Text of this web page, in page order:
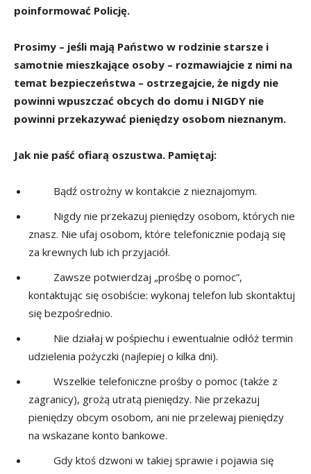
poinformować Policję.
Prosimy – jeśli mają Państwo w rodzinie starsze i
samotnie mieszkające osoby – rozmawiajcie z nimi na
temat bezpieczeństwa – ostrzegajcie, że nigdy nie
powinni wpuszczać obcych do domu i NIGDY nie
powinni przekazywać pieniędzy osobom nieznanym.
Jak nie paść ofiarą oszustwa. Pamiętaj:
Bądź ostrożny w kontakcie z nieznajomym.
Nigdy nie przekazuj pieniędzy osobom, których nie
znasz. Nie ufaj osobom, które telefonicznie podają się
za krewnych lub ich przyjaciół.
Zawsze potwierdzaj „prośbę o pomoc”,
kontaktując się osobiście: wykonaj telefon lub skontaktuj
się bezpośrednio.
Nie działaj w pośpiechu i ewentualnie odłóż termin
udzielenia pożyczki (najlepiej o kilka dni).
Wszelkie telefoniczne prośby o pomoc (także z
zagranicy), grożą utratą pieniędzy. Nie przekazuj
pieniędzy obcym osobom, ani nie przelewaj pieniędzy
na wskazane konto bankowe.
Gdy ktoś dzwoni w takiej sprawie i pojawia się